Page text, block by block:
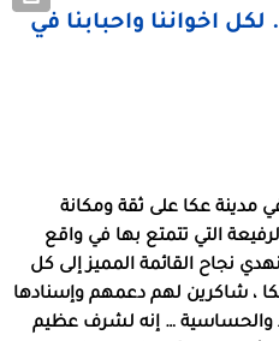
لكل اخواننا واحبابنا في
مدينة عكا على ثقة ومكانة
التي تتمتع بها في واقع
نجاح القائمة المميز إلى كل
عكا ، شاكرين لهم دعمهم وإسنادها
والحساسية … إنه لشرف عظيم